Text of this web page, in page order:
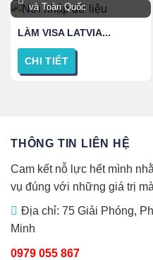
và Toàn Quốc
LÀM VISA LATVIA...
CHI TIẾT
THÔNG TIN LIÊN HỆ
Cam kết nỗ lực hết mình
vụ đúng với những giá trị
Địa chỉ: 75 Giải Phóng,
Minh
0979 055 867